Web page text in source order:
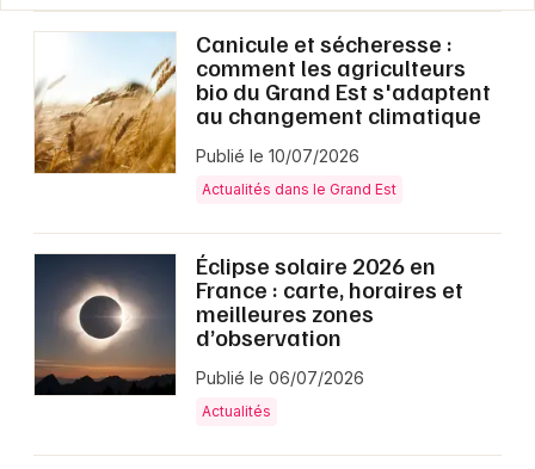
Canicule et sécheresse :
comment les agriculteurs
bio du Grand Est s'adaptent
au changement climatique
Publié le 10/07/2026
Actualités dans le Grand Est
Éclipse solaire 2026 en
France : carte, horaires et
meilleures zones
d’observation
Publié le 06/07/2026
Actualités